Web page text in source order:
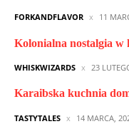
FORKANDFLAVOR 11
Kolonialna nostalgia
WHISKWIZARDS 23
Karaibska kuchnia
TASTYTALES 14 MARCA,